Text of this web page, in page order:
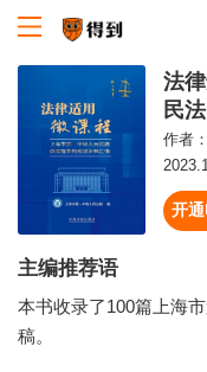
法
民
作者：
开
主编推荐语
本书收录了100篇上海
稿。